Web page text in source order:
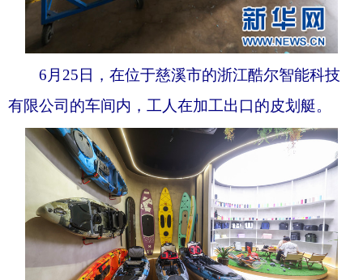
6月25日，在位于慈溪市的浙江酷尔智能科技
有限公司的车间内，工人在加工出口的皮划艇。